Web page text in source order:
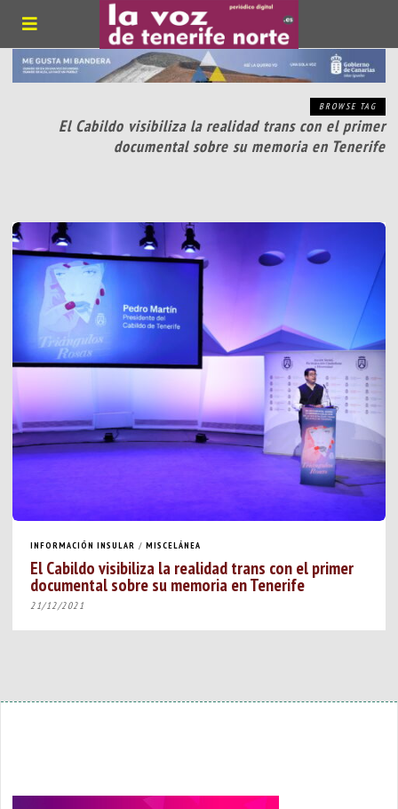
BROWSE TAG
El Cabildo visibiliza la realidad trans con el primer
documental sobre su memoria en Tenerife
INFORMACIÓN INSULAR / MISCELÁNEA
El Cabildo visibiliza la realidad trans con el primer
documental sobre su memoria en Tenerife
21/12/2021